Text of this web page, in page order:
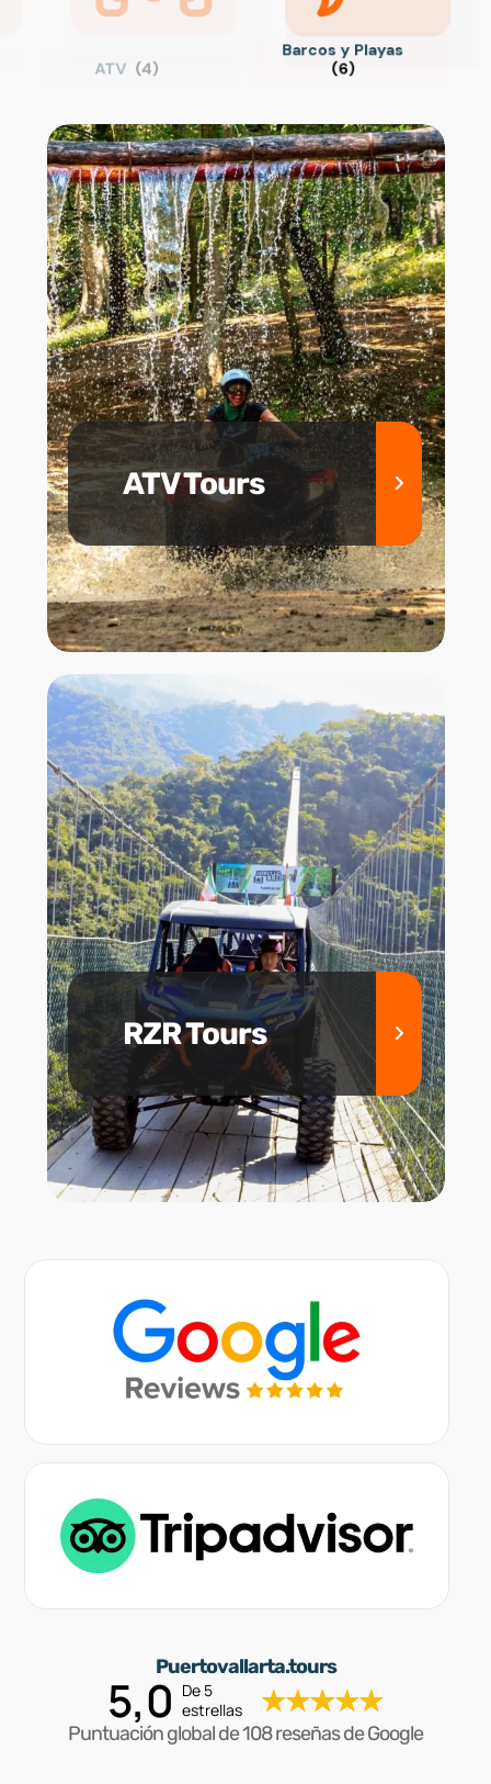
ATV (4)
Barcos y Playas
ATV Tours
RZR Tours
Puertovallarta.tours
5,0 De 5
estrellas
Puntuación global de 108 reseñas de Google